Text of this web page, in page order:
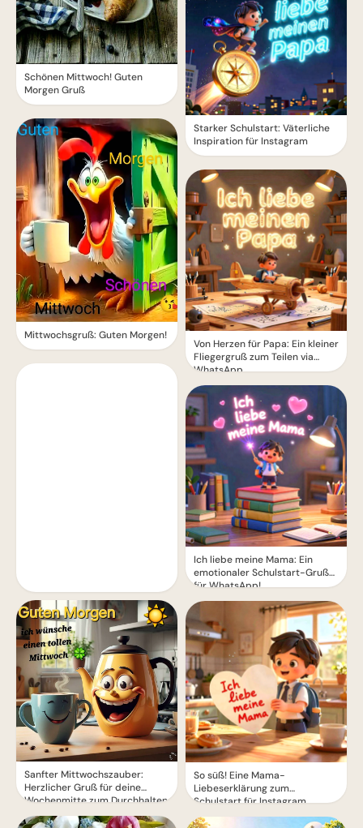
Schönen Mittwoch! Guten
Morgen Gruß
Mittwochsgruß: Guten Morgen!
Sanfter Mittwochszauber:
Herzlicher Gruß für deine
Wochenmitte zum Durchhalten
Starker Schulstart: Väterliche
Inspiration für Instagram
Von Herzen für Papa: Ein kleiner
Fliegergruß zum Teilen via
WhatsApp
Ich liebe meine Mama: Ein
emotionaler Schulstart-Gruß
für WhatsApp!
So süß! Eine Mama-
Liebeserklärung zum
Schulstart für Instagram